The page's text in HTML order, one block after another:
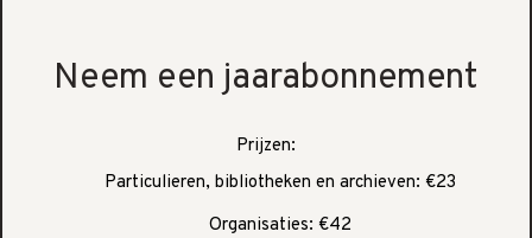
Neem een jaarabonnement
Prijzen:
Particulieren, bibliotheken en archieven: €23
Organisaties: €42